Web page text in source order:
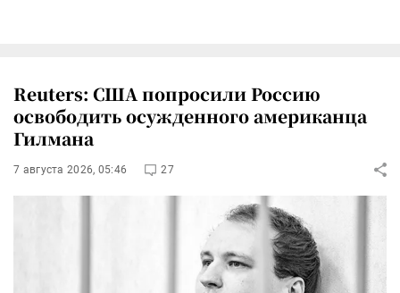
Reuters: США попросили Россию
освободить осужденного американца
Гилмана
7 августа 2026, 05:46 27